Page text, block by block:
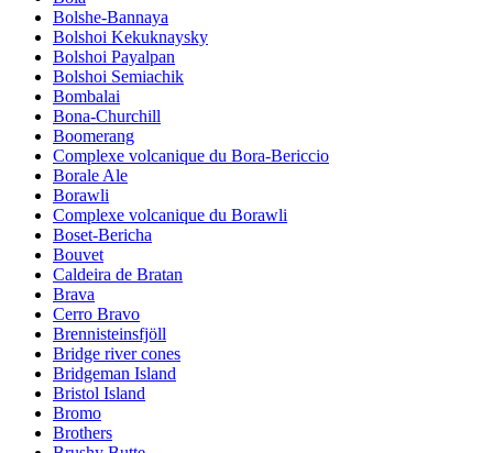
Bolshe-Bannaya
Bolshoi Kekuknaysky
Bolshoi Payalpan
Bolshoi Semiachik
Bombalai
Bona-Churchill
Boomerang
Complexe volcanique du Bora-Bericcio
Borale Ale
Borawli
Complexe volcanique du Borawli
Boset-Bericha
Bouvet
Caldeira de Bratan
Brava
Cerro Bravo
Brennisteinsfjöll
Bridge river cones
Bridgeman Island
Bristol Island
Bromo
Brothers